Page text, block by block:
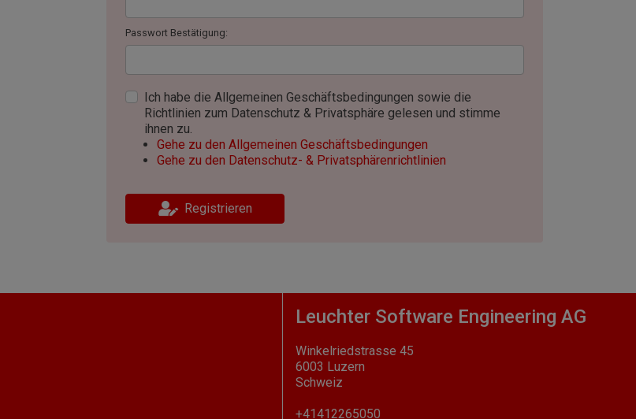
Passwort Bestätigung:
Ich habe die Allgemeinen Geschäftsbedingungen sowie die
Richtlinien zum Datenschutz & Privatsphäre gelesen und stimme
ihnen zu.
Gehe zu den Allgemeinen Geschäftsbedingungen
Gehe zu den Datenschutz- & Privatsphärenrichtlinien
Registrieren
Leuchter Software Engineering AG
Winkelriedstrasse 45
6003 Luzern
Schweiz
+41412265050